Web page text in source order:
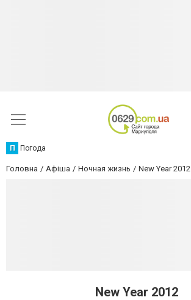
П Погода
Головна Афіша Ночная жизнь New Year 2012
New Year 2012